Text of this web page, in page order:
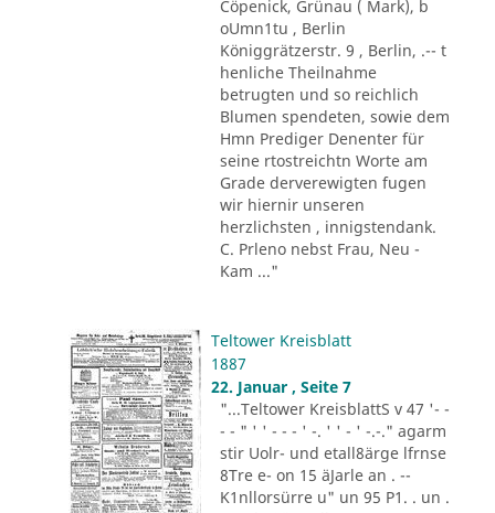
Cöpenick, Grünau ( Mark), b
oUmn1tu , Berlin
Königgrätzerstr. 9 , Berlin, .-- t
henliche Theilnahme
betrugten und so reichlich
Blumen spendeten, sowie dem
Hmn Prediger Denenter für
seine rtostreichtn Worte am
Grade derverewigten fugen
wir hiernir unseren
herzlichsten , innigstendank.
C. Prleno nebst Frau, Neu -
Kam ..."
Teltower Kreisblatt
1887
22. Januar , Seite 7
"...Teltower KreisblattS v 47 '- -
- - " ' ' - - - ' -. ' ' - ' -.-." agarm
stir Uolr- und etall8ärge lfrnse
8Tre e- on 15 äJarle an . --
K1nllorsürre u" un 95 P1. . un .